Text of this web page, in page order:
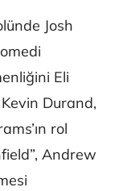
Josh
Eli
Durand,
rol
Andrew